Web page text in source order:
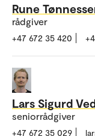
Rune
rådgiver
+47 672 35 420
Lars Sigurd
seniorrådgiver
+47 672 35 029